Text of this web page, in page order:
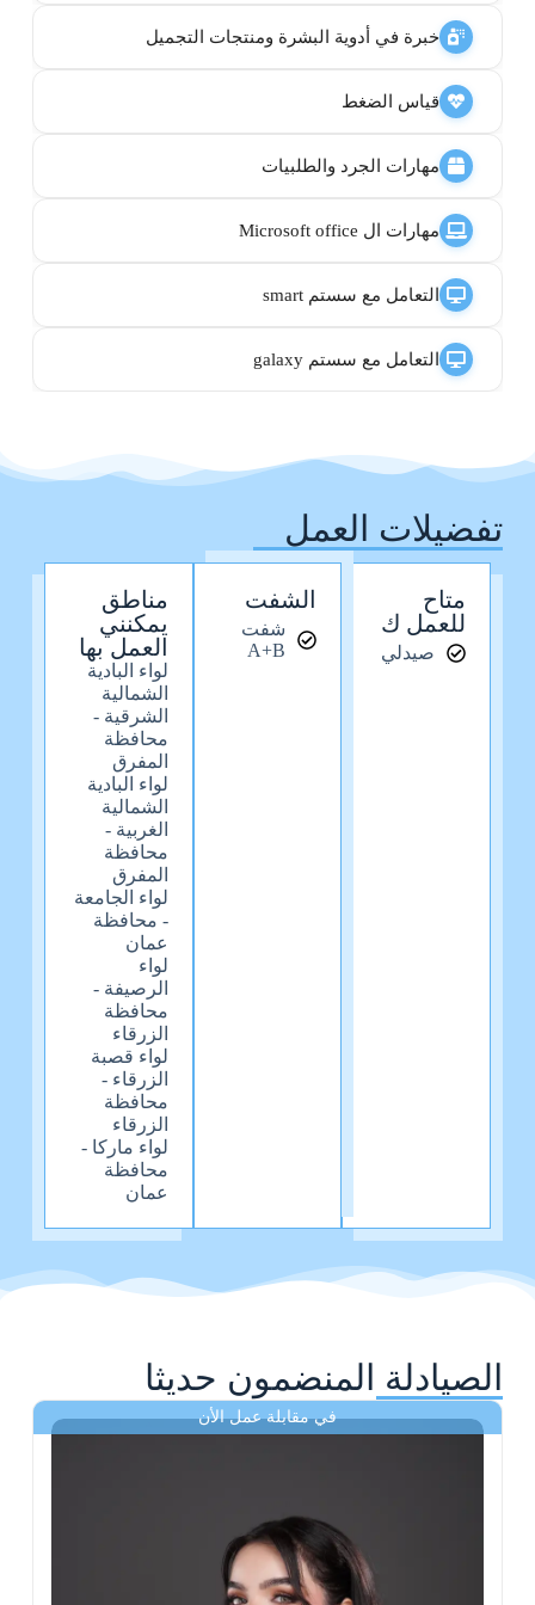
خبرة في أدوية البشرة ومنتجات التجميل
قياس الضغط
مهارات الجرد والطلبيات
مهارات ال Microsoft office
التعامل مع سستم smart
التعامل مع سستم galaxy
تفضيلات العمل
متاح
للعمل ك
صيدلي
الشفت
شفت
A+B
مناطق
يمكنني
العمل بها
لواء البادية
الشمالية
الشرقية -
محافظة
المفرق
لواء البادية
الشمالية
الغربية -
محافظة
المفرق
لواء الجامعة
- محافظة
عمان
لواء
الرصيفة -
محافظة
الزرقاء
لواء قصبة
الزرقاء -
محافظة
الزرقاء
لواء ماركا -
محافظة
عمان
الصيادلة المنضمون حديثا
في مقابلة عمل الأن